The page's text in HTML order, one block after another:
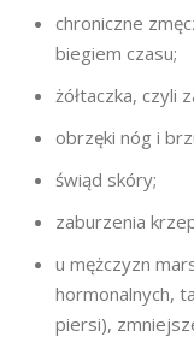
chroniczne
biegiem czasu;
żółtaczka, czyli
obrzęki nóg i
świąd skóry;
zaburzenia
u mężczyzn
hormonalnych,
piersi),